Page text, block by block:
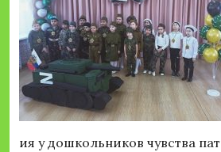
ия у дошкольников чувства